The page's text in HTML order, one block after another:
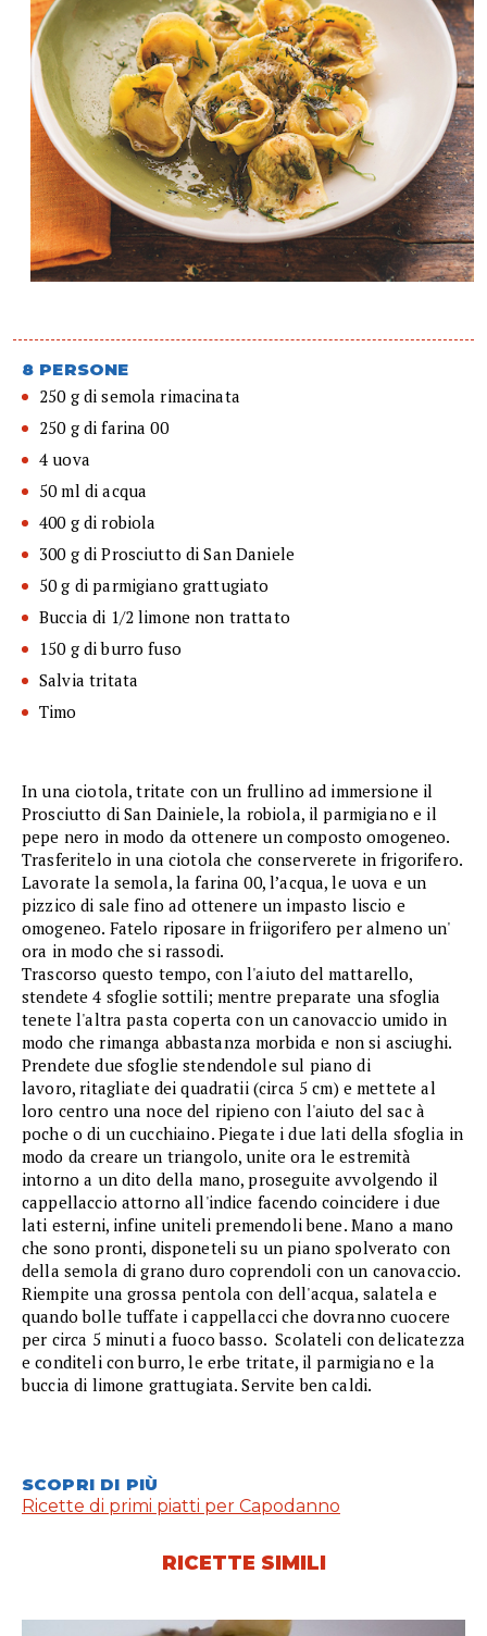
8 PERSONE
250 g di semola rimacinata
250 g di farina 00
4 uova
50 ml di acqua
400 g di robiola
300 g di Prosciutto di San Daniele
50 g di parmigiano grattugiato
Buccia di 1/2 limone non trattato
150 g di burro fuso
Salvia tritata
Timo
In una ciotola, tritate con un frullino ad immersione il
Prosciutto di San Dainiele, la robiola, il parmigiano e il
pepe nero in modo da ottenere un composto omogeneo.
Trasferitelo in una ciotola che conserverete in frigorifero.
Lavorate la semola, la farina 00, l’acqua, le uova e un
pizzico di sale fino ad ottenere un impasto liscio e
omogeneo. Fatelo riposare in friigorifero per almeno un'
ora in modo che si rassodi.
Trascorso questo tempo, con l'aiuto del mattarello,
stendete 4 sfoglie sottili; mentre preparate una sfoglia
tenete l'altra pasta coperta con un canovaccio umido in
modo che rimanga abbastanza morbida e non si asciughi.
Prendete due sfoglie stendendole sul piano di
lavoro, ritagliate dei quadratii (circa 5 cm) e mettete al
loro centro una noce del ripieno con l'aiuto del sac à
poche o di un cucchiaino. Piegate i due lati della sfoglia in
modo da creare un triangolo, unite ora le estremità
intorno a un dito della mano, proseguite avvolgendo il
cappellaccio attorno all'indice facendo coincidere i due
lati esterni, infine uniteli premendoli bene. Mano a mano
che sono pronti, disponeteli su un piano spolverato con
della semola di grano duro coprendoli con un canovaccio.
Riempite una grossa pentola con dell'acqua, salatela e
quando bolle tuffate i cappellacci che dovranno cuocere
per circa 5 minuti a fuoco basso. Scolateli con delicatezza
e conditeli con burro, le erbe tritate, il parmigiano e la
buccia di limone grattugiata. Servite ben caldi.
SCOPRI DI PIÙ
Ricette di primi piatti per Capodanno
RICETTE SIMILI